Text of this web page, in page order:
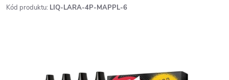
Kód produktu: LIQ-LARA-4P-MAPPL-6